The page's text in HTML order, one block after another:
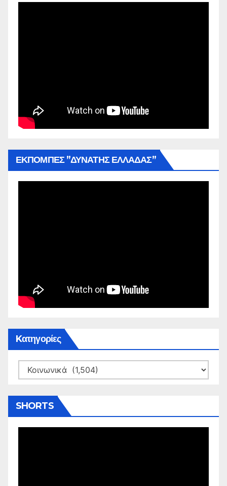
ΕΚΠΟΜΠΕΣ ”ΔΥΝΑΤΗΣ ΕΛΛΑΔΑΣ”
Kατηγορίες
Kατηγορίες
SHORTS